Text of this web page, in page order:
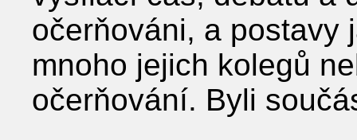
očerňováni, a postavy
mnoho jejich kolegů
očerňování. Byli